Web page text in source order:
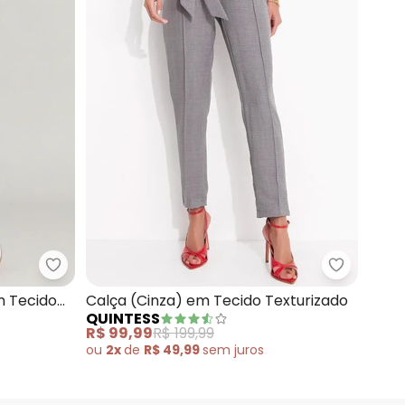
em Poliéster com Elastano
Quintess - Calça (Listrado Marinho) em Tecido
Tecido
Quintess
Calça (Cinza) em Tecido Texturizado
QUINTESS
R$ 99,99R$ 199,99
ou 2xde R$ 49,99sem juros